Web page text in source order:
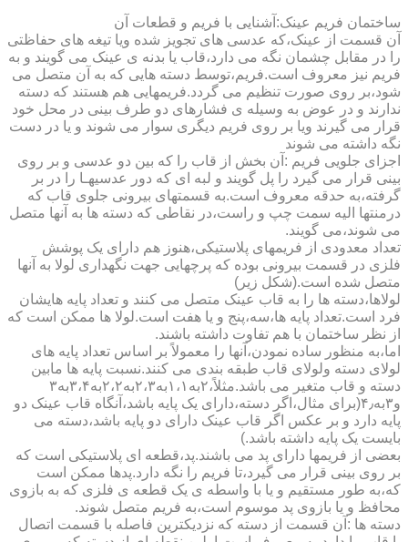
ساختمان فریم عینک:آشنایی با فریم و قطعات آن
آن قسمت از عینک،که عدسی های تجویز شده ویا تیغه های حفاظتی
را در مقابل چشمان نگه می دارد،قاب یا بدنه ی عینک می گویند و به
فریم نیز معروف است.فریم،توسط دسته هایی که به آن متصل می
شود،بر روی صورت تنظیم می گردد.فریمهایی هم هستند که دسته
ندارند و در عوض به وسیله ی فشارهای دو طرف بینی در محل خود
قرار می گیرند ویا بر روی فریم دیگری سوار می شوند و یا در دست
نگه داشته می شوند
اجزای جلویی فریم :آن بخش از قاب را که بین دو عدسی و بر روی
بینی قرار می گیرد را پل گویند و لبه ای که دور عدسیهـا را در بر
گرفته،به حدقه معروف است.به قسمتهای بیرونی جلوی قاب که
درمنتها الیه سمت چپ و راست،در نقاطی که دسته ها به آنها متصل
می شوند،می گویند.
تعداد معدودی از فریمهای پلاستیکی،هنوز هم دارای یک پوشش
فلزی در قسمت بیرونی بوده که پرچهایی جهت نگهداری لولا به آنها
متصل شده است.(شکل زیر)
لولاها،دسته ها را به قاب عینک متصل می کنند و تعداد پایه هایشان
فرد است.تعداد پایه ها،سه،پنج و یا هفت است.لولا ها ممکن است که
از نظر ساختمان با هم تفاوت داشته باشند.
اما،به منظور ساده نمودن،آنها را معمولاً بر اساس تعداد پایه های
لولای دسته ولولای قاب طبقه بندی می کنند.نسبت پایه ها مابین
دسته و قاب متغیر می باشد.مثلاً،۲به۱،۱به۲،۳به۲،۲به۳،۴به۳
و۳به۴٫(برای مثال،اگر دسته،دارای یک پایه باشد،آنگاه قاب عینک دو
پایه دارد و بر عکس اگر قاب عینک دارای دو پایه باشد،دسته می
بایست یک پایه داشته باشد.)
بعضی از فریمها دارای پد می باشند.پد،قطعه ای پلاستیکی است که
بر روی بینی قرار می گیرد،تا فریم را نگه دارد.پدها ممکن است
که،به طور مستقیم و یا با واسطه ی یک قطعه ی فلزی که به بازوی
محافظ و یا بازوی پد موسوم است،به فریم متصل شوند.
دسته ها :آن قسمت از دسته که نزدیکترین فاصله با قسمت اتصال